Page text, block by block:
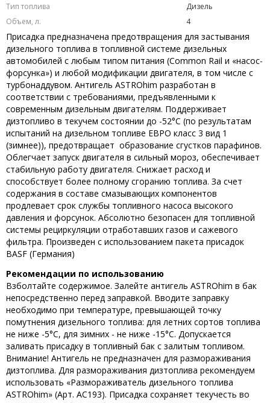
Тип топлива
Дизель
Объем, л.
4
Присадка предназначена предотвращения для застывания
дизельного топлива в топливной системе дизельных
автомобилей с любым типом питания (Common Rail и «насос-
форсунка») и любой модификации двигателя, в том числе с
турбонаддувом. Антигель ASTROhim разработан в
соответствии с требованиями, предъявленными к
современным дизельным двигателям. Поддерживает
дизтопливо в текучем состоянии до -52°С (по результатам
испытаний на дизельном топливе ЕВРО класс 3 вид 1
(зимнее)), предотвращает образование сгустков парафинов.
Облегчает запуск двигателя в сильный мороз, обеспечивает
стабильную работу двигателя. Снижает расход и
способствует более полному сгоранию топлива. За счет
содержания в составе смазывающих компонентов
продлевает срок службы топливного насоса высокого
давления и форсунок. Абсолютно безопасен для топливной
системы рециркуляции отработавших газов и сажевого
фильтра. Произведен с использованием пакета присадок
BASF (Германия)
Рекомендации по использованию
Взболтайте содержимое. Залейте антигель ASTROhim в бак
непосредственно перед заправкой. Вводите заправку
необходимо при температуре, превышающей точку
помутнения дизельного топлива: для летних сортов топлива
не ниже -5°С, для зимних - не ниже -15°С. Допускается
заливать присадку в топливный бак с залитым топливом.
Внимание! Антигель не предназначен для размораживания
дизтоплива. Для размораживания дизтоплива рекомендуем
использовать «Размораживатель дизельного топлива
ASTROhim» (Арт. AC193). Присадка сохраняет текучесть во